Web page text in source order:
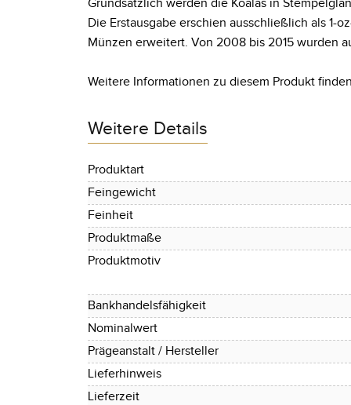
Grundsätzlich werden die Koalas in
Die Erstausgabe erschien ausschließlich als 1-
Münzen erweitert. Von 2008 bis 2015 wurden
Weitere Informationen zu diesem Produkt
Weitere Details
Produktart
Feingewicht
Feinheit
Produktmaße
Produktmotiv
Bankhandelsfähigkeit
Nominalwert
Prägeanstalt / Hersteller
Lieferhinweis
Lieferzeit